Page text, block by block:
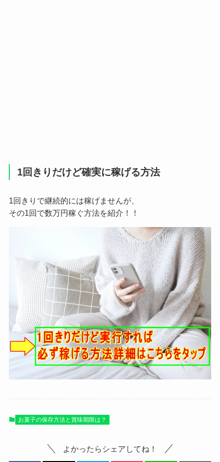
1回きりだけど確実に稼げる方法
1回きりで継続的には稼げませんが、
その1回で数万円稼ぐ方法を紹介！！
お菓子の保存方法と賞味期限は？
よかったらシェアしてね！